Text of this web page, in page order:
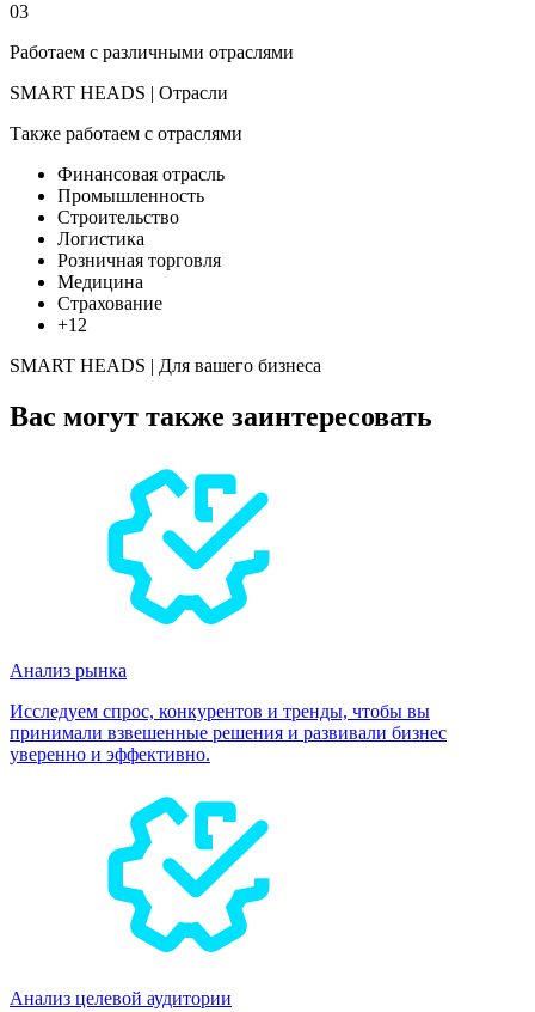
03
Работаем с различными отраслями
SMART HEADS | Отрасли
Также работаем с отраслями
Финансовая отрасль
Промышленность
Строительство
Логистика
Розничная торговля
Медицина
Страхование
+12
SMART HEADS | Для вашего бизнеса
Вас могут также заинтересовать
Анализ рынка
Исследуем спрос, конкурентов и тренды, чтобы вы
принимали взвешенные решения и развивали бизнес
уверенно и эффективно.
Анализ целевой аудитории